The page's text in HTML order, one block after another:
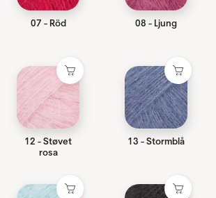
07 - Röd 08 - Ljung
12 - Støvet
rosa
13 - Stormblå